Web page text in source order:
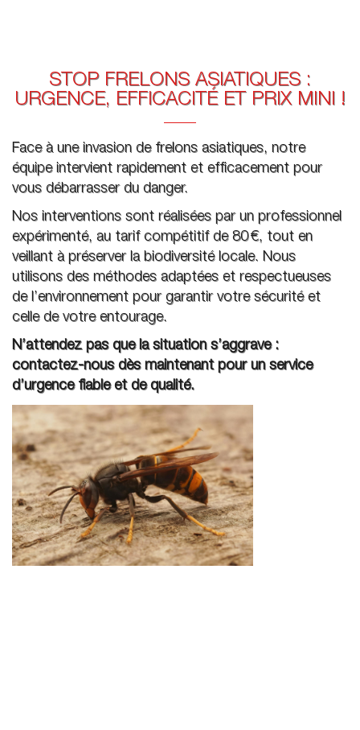
STOP FRELONS ASIATIQUES :
URGENCE, EFFICACITÉ ET PRIX MINI !
Face à une invasion de frelons asiatiques, notre
équipe intervient rapidement et efficacement pour
vous débarrasser du danger.
Nos interventions sont réalisées par un professionnel
expérimenté, au tarif compétitif de 80 €, tout en
veillant à préserver la biodiversité locale. Nous
utilisons des méthodes adaptées et respectueuses
de l’environnement pour garantir votre sécurité et
celle de votre entourage.
N’attendez pas que la situation s’aggrave :
contactez-nous dès maintenant pour un service
d’urgence fiable et de qualité.